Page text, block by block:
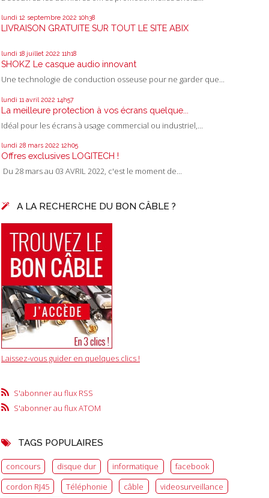
lundi 12 septembre 2022 10h38
LIVRAISON GRATUITE SUR TOUT LE SITE ABIX
lundi 18 juillet 2022 11h18
SHOKZ Le casque audio innovant
Une technologie de conduction osseuse pour ne garder que...
lundi 11 avril 2022 14h57
La meilleure protection à vos écrans quelque...
Idéal pour les écrans à usage commercial ou industriel,...
lundi 28 mars 2022 12h05
Offres exclusives LOGITECH !
Du 28 mars au 03 AVRIL 2022, c'est le moment de...
A LA RECHERCHE DU BON CÂBLE ?
Laissez-vous guider en quelques clics !
S'abonner au flux RSS
S'abonner au flux ATOM
TAGS POPULAIRES
concours disque dur informatique
facebook
cordon RJ45
Téléphonie câble
videosurveillance